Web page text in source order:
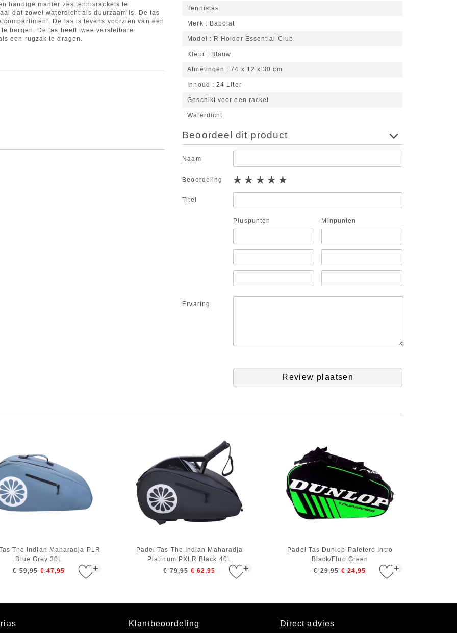
handige manier zes tennisrackets te
dat zowel waterdicht als duurzaam is. De tas
De tas is tevens voorzien van een
bergen. De tas heeft twee verstelbare
een rugzak te dragen.
Tennistas
Merk Babolat
Model R Holder Essential Club
Kleur Blauw
Afmetingen 74 x 12 x 30 cm
Inhoud 24 Liter
Geschikt voor een racket
Waterdicht
Beoordeel dit product
Naam
Beoordeling
Titel
Pluspunten Minpunten
Ervaring
Review plaatsen
+
The Indian Maharadja PLR
Blue Grey 30L
€ 59,95 € 47,95 +
Padel Tas The Indian Maharadja
Platinum PXLR Black 40L
€ 79,95 € 62,95 +
Padel Tas Dunlop Paletero Intro
Black/Fluo Green
€ 29,95 € 24,95
Klantbeoordeling Direct advies